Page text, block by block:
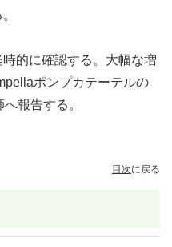
的に確認する。大幅な増
ポンプカテーテルの
報告する。
目次に戻る